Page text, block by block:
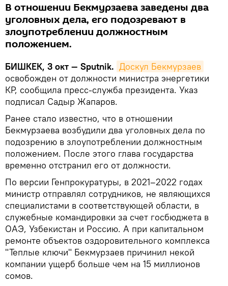
В отношении Бекмурзаева заведены два
уголовных дела, его подозревают в
злоупотреблении должностным
положением.
БИШКЕК, 3 окт — Sputnik. Доскул Бекмурзаев
освобожден от должности министра энергетики
КР, сообщила пресс-служба президента. Указ
подписал Садыр Жапаров.
Ранее стало известно, что в отношении
Бекмурзаева возбудили два уголовных дела по
подозрению в злоупотреблении должностным
положением. После этого глава государства
временно отстранил его от должности.
По версии Генпрокуратуры, в 2021–2022 годах
министр отправлял сотрудников, не являющихся
специалистами в соответствующей области, в
служебные командировки за счет госбюджета в
ОАЭ, Узбекистан и Россию. А при капитальном
ремонте объектов оздоровительного комплекса
"Теплые ключи" Бекмурзаев причинил некой
компании ущерб больше чем на 15 миллионов
сомов.